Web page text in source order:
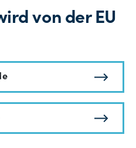
von der EU